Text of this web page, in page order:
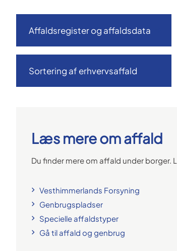
Affaldsregister og affaldsdata
Sortering af erhvervsaffald
Læs mere om affald
Du finder mere om affald under borger.
Vesthimmerlands Forsyning
Genbrugspladser
Specielle affaldstyper
Gå til affald og genbrug